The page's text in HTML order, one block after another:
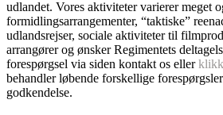
udlandet. Vores aktiviteter varierer meget
formidlingsarrangementer, “taktiske”
udlandsrejser, sociale aktiviteter til
arrangører og ønsker Regimentets
forespørgsel via siden kontakt os eller
behandler løbende forskellige
godkendelse.